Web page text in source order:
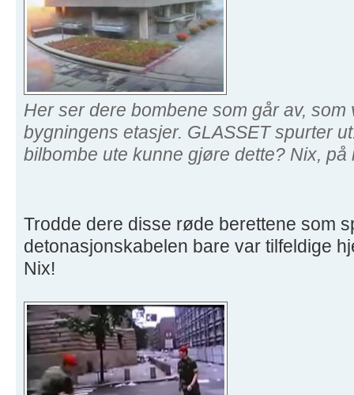
Her ser dere bombene som går av, som
bygningens etasjer. GLASSET spurter
bilbombe ute kunne gjøre dette? Nix, på
Trodde dere disse røde berettene som
detonasjonskabelen bare var tilfeldige
Nix!